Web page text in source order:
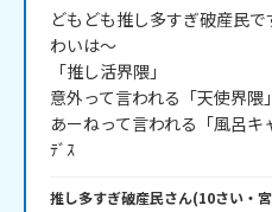
どもども推し多すぎ破産民で
わいは～
「推し活界隈」
意外って言われる「天使界隈」
あーねって言われる「風呂キ
ﾃﾞｽ
推し多すぎ破産民さん(10さい・